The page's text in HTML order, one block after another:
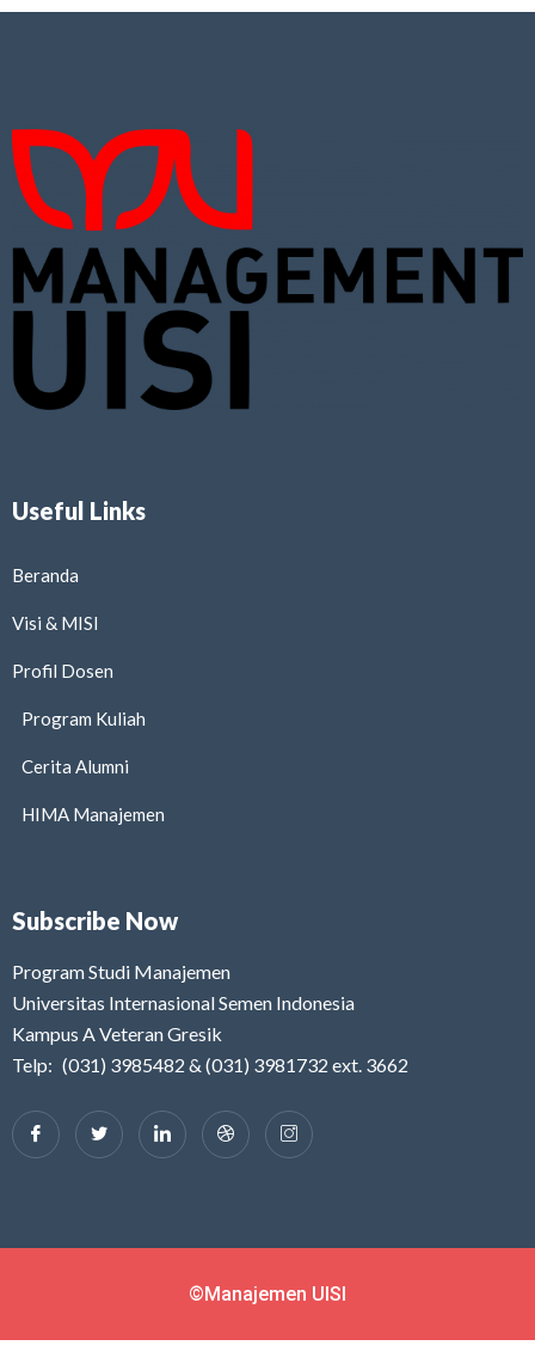
Useful Links
Beranda
Visi & MISI
Profil Dosen
Program Kuliah
Cerita Alumni
HIMA Manajemen
Subscribe Now
Program Studi Manajemen
Universitas Internasional Semen Indonesia
Kampus A Veteran Gresik
Telp: (031) 3985482 & (031) 3981732 ext. 3662
©Manajemen UISI